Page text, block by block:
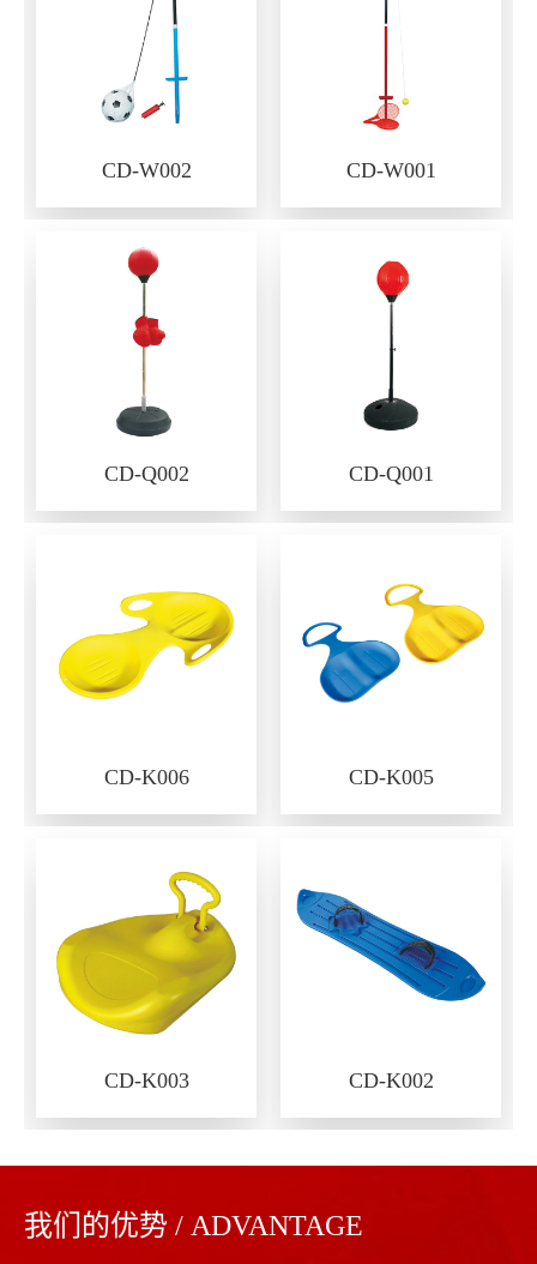
CD-W002 CD-W001
CD-Q002 CD-Q001
CD-K006 CD-K005
CD-K003 CD-K002
我们的优势 / ADVANTAGE